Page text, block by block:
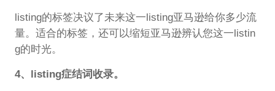
listing的标签决议了未来这一listing亚马逊给你多少流
量。适合的标签，还可以缩短亚马逊辨认您这一listin
g的时光。
4、 listing症结词收录。